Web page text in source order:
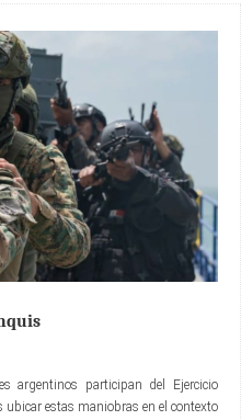
argentinos participan del Ejercicio
estas maniobras en el contexto